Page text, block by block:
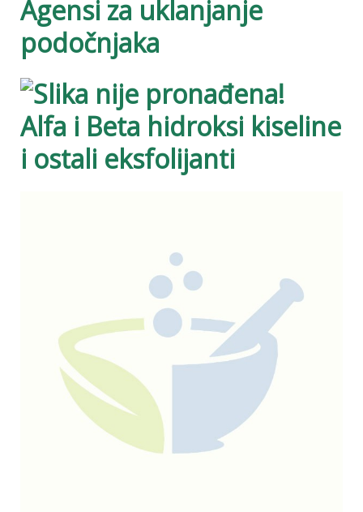
Agensi za uklanjanje
podočnjaka
Alfa i Beta hidroksi kiseline
i ostali eksfolijanti